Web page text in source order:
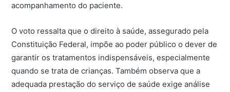
acompanhamento do paciente.
O voto ressalta que o direito à saúde, assegurado pela
Constituição Federal, impõe ao poder público o dever de
garantir os tratamentos indispensáveis, especialmente
quando se trata de crianças. Também observa que a
adequada prestação do serviço de saúde exige análise